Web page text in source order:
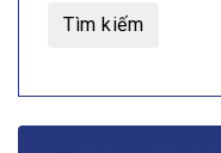
Tìm kiếm